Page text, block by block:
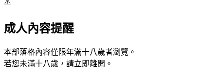
成人內容提醒
本部落格內容僅限年滿十八歲者瀏覽。
若您未滿十八歲，請立即離開。